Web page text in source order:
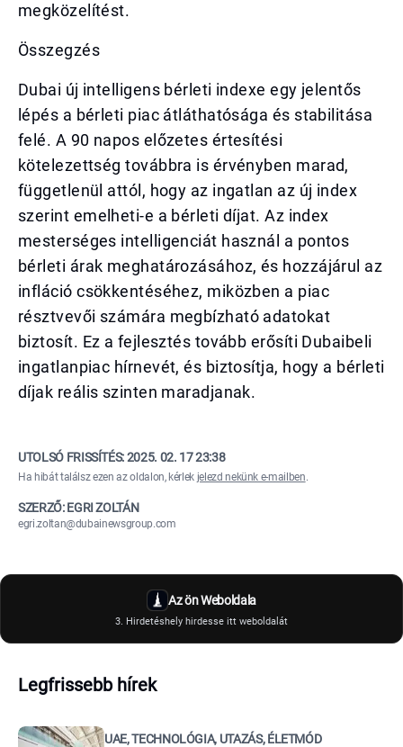
megközelítést.
Összegzés
Dubai új intelligens bérleti indexe egy jelentős
lépés a bérleti piac átláthatósága és stabilitása
felé. A 90 napos előzetes értesítési
kötelezettség továbbra is érvényben marad,
függetlenül attól, hogy az ingatlan az új index
szerint emelheti-e a bérleti díjat. Az index
mesterséges intelligenciát használ a pontos
bérleti árak meghatározásához, és hozzájárul az
infláció csökkentéséhez, miközben a piac
résztvevői számára megbízható adatokat
biztosít. Ez a fejlesztés tovább erősíti Dubaibeli
ingatlanpiac hírnevét, és biztosítja, hogy a bérleti
díjak reális szinten maradjanak.
UTOLSÓ FRISSÍTÉS:2025. 02. 17 23:38
Ha hibát találsz ezen az oldalon, kérlek jelezd nekünk e-mailben.
SZERZŐ: EGRI ZOLTÁN
egri.zoltan@dubainewsgroup.com
Az ön Weboldala
3. Hirdetéshely hirdesse itt weboldalát
Legfrissebb hírek
UAE, TECHNOLÓGIA, UTAZÁS, ÉLETMÓD